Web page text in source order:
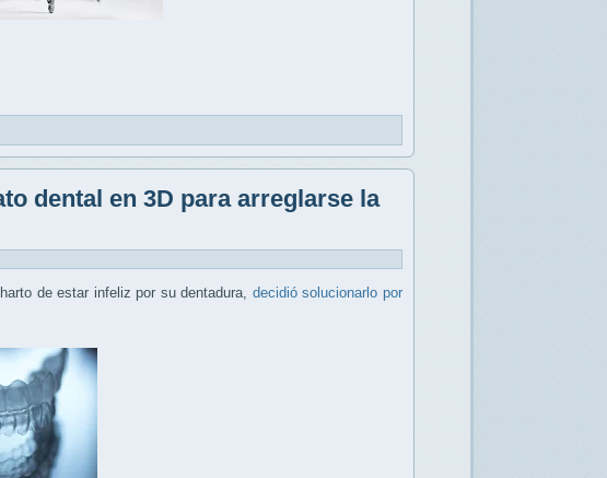
dental en 3D para arreglarse la
de estar infeliz por su dentadura, decidió solucionarlo por